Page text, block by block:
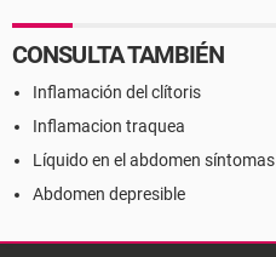
CONSULTA TAMBIÉN
Inflamación del clítoris
Inflamacion traquea
Líquido en el abdomen síntomas
Abdomen depresible